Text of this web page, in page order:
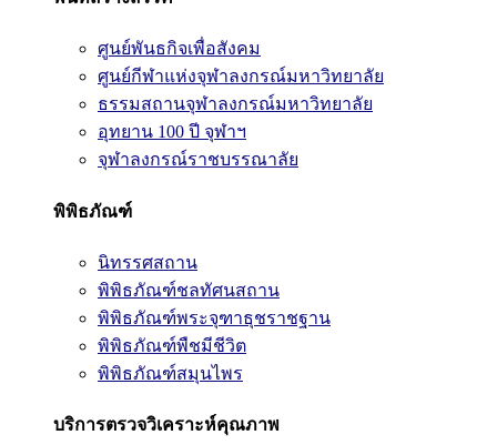
ศูนย์พันธกิจเพื่อสังคม
ศูนย์กีฬาแห่งจุฬาลงกรณ์มหาวิทยาลัย
ธรรมสถานจุฬาลงกรณ์มหาวิทยาลัย
อุทยาน 100 ปี จุฬาฯ
จุฬาลงกรณ์ราชบรรณาลัย
พิพิธภัณฑ์
นิทรรศสถาน
พิพิธภัณฑ์ชลทัศนสถาน
พิพิธภัณฑ์พระจุฑาธุชราชฐาน
พิพิธภัณฑ์พืชมีชีวิต
พิพิธภัณฑ์สมุนไพร
บริการตรวจวิเคราะห์คุณภาพ